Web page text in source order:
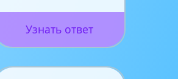
Узнать ответ